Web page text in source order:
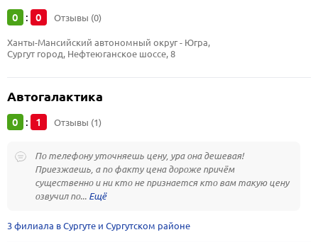
0 : 0 Отзывы (0)
Ханты-Мансийский автономный округ - Югра,
Сургут город, Нефтеюганское шоссе, 8
Автогалактика
0 : 1 Отзывы (1)
По телефону уточняешь цену, ура она дешевая!
Приезжаешь, а по факту цена дороже причём
существенно и ни кто не признается кто вам такую цену
озвучил по...
3 филиала в Сургуте и Сургутском районе